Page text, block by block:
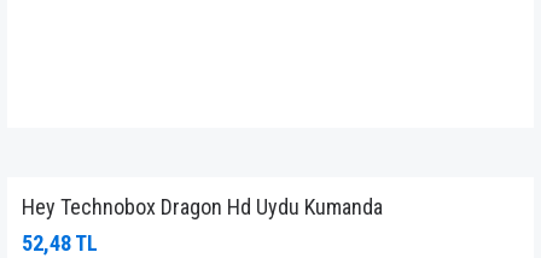
Hey Technobox Dragon Hd Uydu Kumanda
52,48 TL